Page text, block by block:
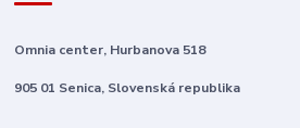
Omnia center, Hurbanova 518
905 01 Senica, Slovenská republika